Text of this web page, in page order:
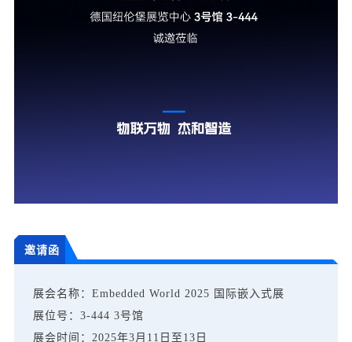
邀请函
展会名称：Embedded World 2025 国际嵌入式展
展位号：3-444 3号馆
展会时间：2025年3月11日至13日